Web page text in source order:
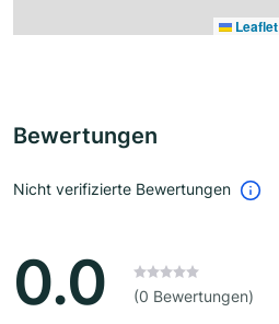
Leaflet
Bewertungen
Nicht verifizierte Bewertungen
0.0 (0 Bewertungen)